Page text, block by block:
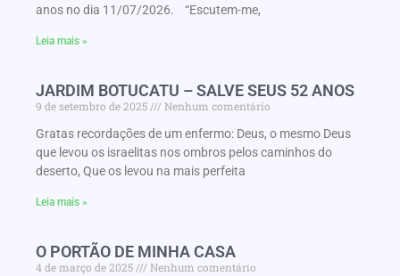
anos no dia 11/07/2026. “Escutem-me,
Leia mais »
JARDIM BOTUCATU – SALVE SEUS 52 ANOS
9 de setembro de 2025
Nenhum comentário
Gratas recordações de um enfermo: Deus, o mesmo Deus
que levou os israelitas nos ombros pelos caminhos do
deserto, Que os levou na mais perfeita
Leia mais »
O PORTÃO DE MINHA CASA
4 de março de 2025
Nenhum comentário